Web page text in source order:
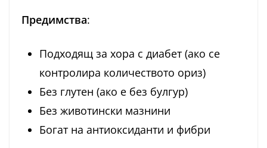
Предимства:
Подходящ за хора с диабет (ако се
контролира количеството ориз)
Без глутен (ако е без булгур)
Без животински мазнини
Богат на антиоксиданти и фибри